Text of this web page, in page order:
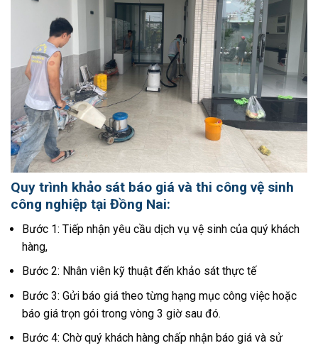
Quy trình khảo sát báo giá và thi công vệ sinh
công nghiệp tại Đồng Nai:
Bước 1: Tiếp nhận yêu cầu dịch vụ vệ sinh của quý khách
hàng,
Bước 2: Nhân viên kỹ thuật đến khảo sát thực tế
Bước 3: Gửi báo giá theo từng hạng mục công việc hoặc
báo giá trọn gói trong vòng 3 giờ sau đó.
Bước 4: Chờ quý khách hàng chấp nhận báo giá và sử